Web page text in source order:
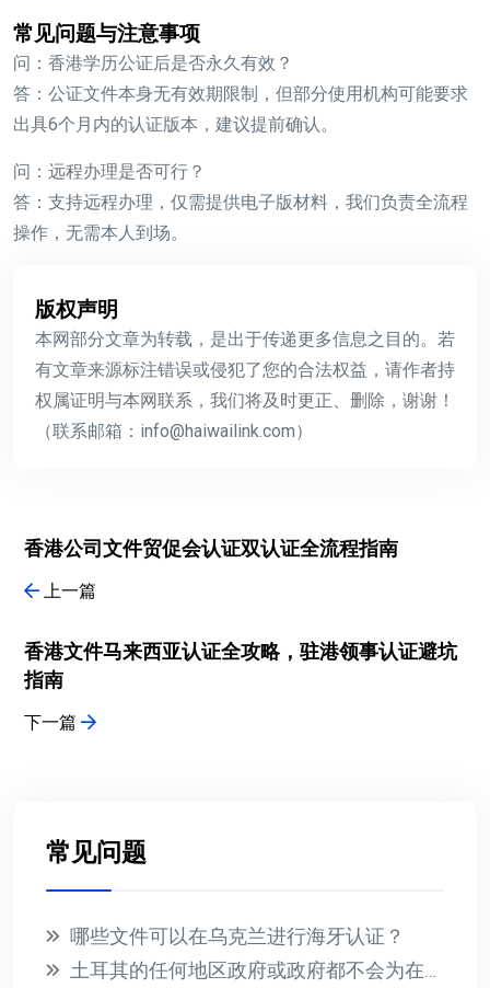
常见问题与注意事项
问：香港学历公证后是否永久有效？
答：公证文件本身无有效期限制，但部分使用机构可能要求
出具6个月内的认证版本，建议提前确认。
问：远程办理是否可行？
答：支持远程办理，仅需提供电子版材料，我们负责全流程
操作，无需本人到场。
版权声明
本网部分文章为转载，是出于传递更多信息之目的。若
有文章来源标注错误或侵犯了您的合法权益，请作者持
权属证明与本网联系，我们将及时更正、删除，谢谢！
（联系邮箱：info@haiwailink.com）
香港公司文件贸促会认证双认证全流程指南
上一篇
香港文件马来西亚认证全攻略，驻港领事认证避坑
指南
下一篇
常见问题
哪些文件可以在乌克兰进行海牙认证？
土耳其的任何地区政府或政府都不会为在国外收到的文件提供海牙认证